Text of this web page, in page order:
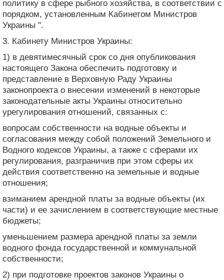
политику в сфере рыбного хозяйства, в соответствии с
порядком, установленным Кабинетом Министров
Украины ".
3. Кабинету Министров Украины:
1) в девятимесячный срок со дня опубликования
настоящего Закона обеспечить подготовку и
представление в Верховную Раду Украины
законопроекта о внесении изменений в некоторые
законодательные акты Украины относительно
урегулирования отношений, связанных с:
вопросам собственности на водные объекты и
согласования между собой положений Земельного и
Водного кодексов Украины, а также с сферами их
регулирования, разграничив при этом сферы их
действия соответственно на земельные и водные
отношения;
взиманием арендной платы за водные объекты (их
части) и ее зачислением в соответствующие местные
бюджеты;
уменьшением размера арендной платы за земли
водного фонда государственной и коммунальной
собственности;
2) при подготовке проектов законов Украины о